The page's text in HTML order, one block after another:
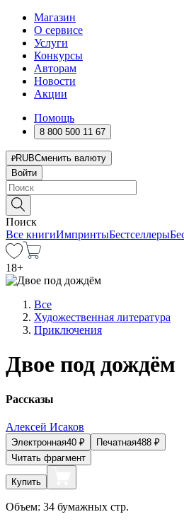
Магазин
О сервисе
Услуги
Конкурсы
Авторам
Новости
Акции
Помощь
8 800 500 11 67
RUBСменить валюту
Войти
Поиск
Все книгиИмпринтыБестселлеры
18+
Все
Художественная литература
Приключения
Двое под дождём
Рассказы
Алексей Исаков
Электронная40 ₽ Печатная488 ₽
Читать фрагмент
Купить
Объем: 34 бумажных стр.